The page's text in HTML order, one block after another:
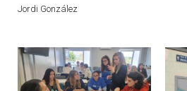
Jordi González